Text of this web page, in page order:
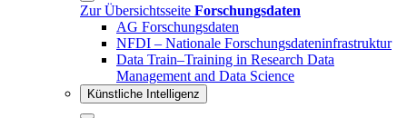
Zur Übersichtsseite Forschungsdaten
AG Forschungsdaten
NFDI – Nationale Forschungsdateninfrastruktur
Data Train–Training in Research Data
Management and Data Science
Künstliche Intelligenz